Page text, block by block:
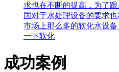
求也在不断的提高，为了
国对于水处理设备的要求
市场上那么多的软化水设
一下软化
成功案例